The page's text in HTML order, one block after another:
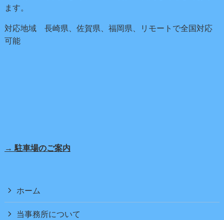
ます。
対応地域 長崎県、佐賀県、福岡県、リモートで全国対応
可能
→ 駐車場のご案内
ホーム
当事務所について